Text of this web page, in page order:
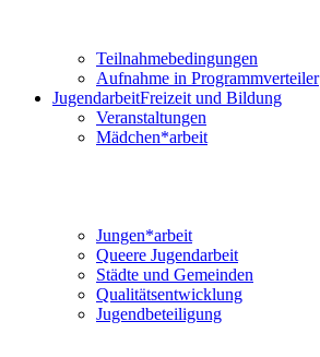
Teilnahmebedingungen
Aufnahme in Programmverteiler
JugendarbeitFreizeit und Bildung
Veranstaltungen
Mädchen*arbeit
Jungen*arbeit
Queere Jugendarbeit
Städte und Gemeinden
Qualitätsentwicklung
Jugendbeteiligung